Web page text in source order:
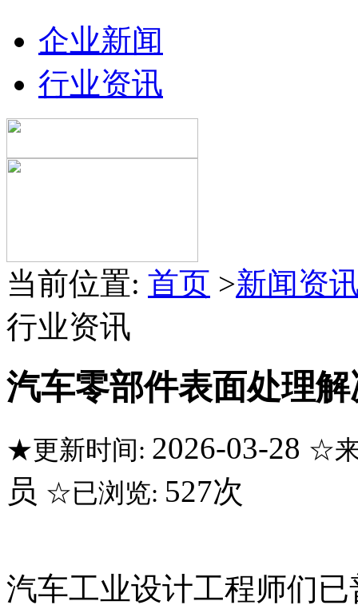
企业新闻
行业资讯
当前位置: 首页 >新闻资
行业资讯
汽车零部件表面处理
★更新时间: 2026-03-28 ☆
员 ☆已浏览: 527次
汽车工业设计工程师们